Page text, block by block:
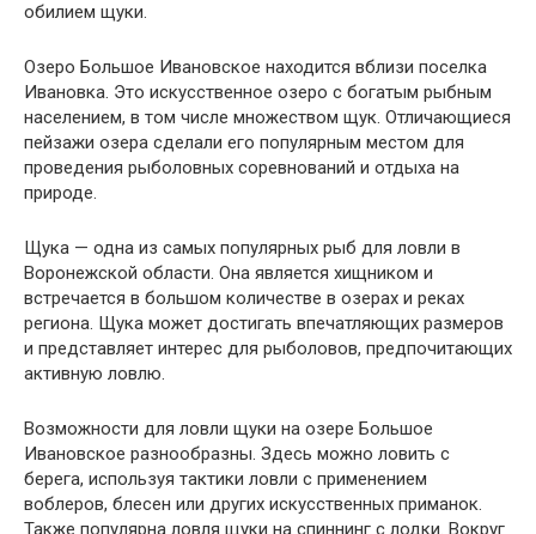
обилием щуки.
Озеро Большое Ивановское находится вблизи поселка
Ивановка. Это искусственное озеро с богатым рыбным
населением, в том числе множеством щук. Отличающиеся
пейзажи озера сделали его популярным местом для
проведения рыболовных соревнований и отдыха на
природе.
Щука — одна из самых популярных рыб для ловли в
Воронежской области. Она является хищником и
встречается в большом количестве в озерах и реках
региона. Щука может достигать впечатляющих размеров
и представляет интерес для рыболовов, предпочитающих
активную ловлю.
Возможности для ловли щуки на озере Большое
Ивановское разнообразны. Здесь можно ловить с
берега, используя тактики ловли с применением
воблеров, блесен или других искусственных приманок.
Также популярна ловля щуки на спиннинг с лодки. Вокруг